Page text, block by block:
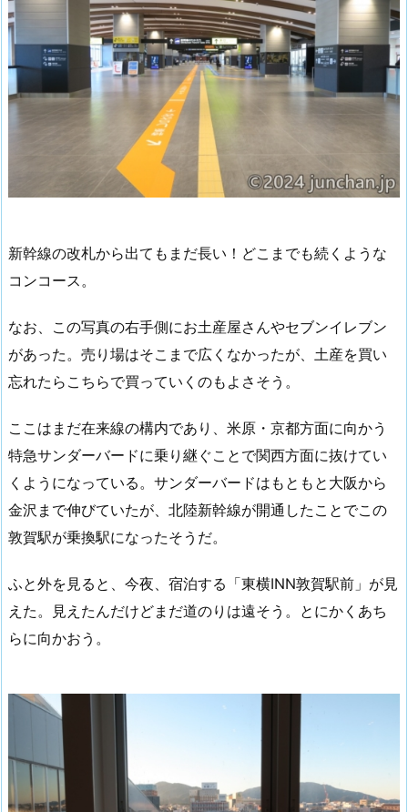
新幹線の改札から出てもまだ長い！どこまでも続くような
コンコース。
なお、この写真の右手側にお土産屋さんやセブンイレブン
があった。売り場はそこまで広くなかったが、土産を買い
忘れたらこちらで買っていくのもよさそう。
ここはまだ在来線の構内であり、米原・京都方面に向かう
特急サンダーバードに乗り継ぐことで関西方面に抜けてい
くようになっている。サンダーバードはもともと大阪から
金沢まで伸びていたが、北陸新幹線が開通したことでこの
敦賀駅が乗換駅になったそうだ。
ふと外を見ると、今夜、宿泊する「東横INN敦賀駅前」が見
えた。見えたんだけどまだ道のりは遠そう。とにかくあち
らに向かおう。